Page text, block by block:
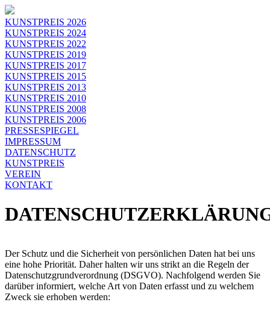
KUNSTPREIS 2026
KUNSTPREIS 2024
KUNSTPREIS 2022
KUNSTPREIS 2019
KUNSTPREIS 2017
KUNSTPREIS 2015
KUNSTPREIS 2013
KUNSTPREIS 2010
KUNSTPREIS 2008
KUNSTPREIS 2006
PRESSESPIEGEL
IMPRESSUM
DATENSCHUTZ
KUNSTPREIS
VEREIN
KONTAKT
Der Schutz und die Sicherheit von persönlichen Daten hat bei uns
eine hohe Priorität. Daher halten wir uns strikt an die Regeln der
Datenschutzgrundverordnung (DSGVO). Nachfolgend werden Sie
darüber informiert, welche Art von Daten erfasst und zu welchem
Zweck sie erhoben werden: